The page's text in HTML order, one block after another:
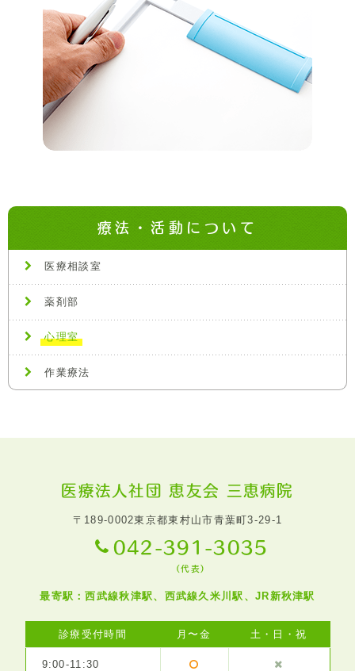
療法・活動について
医療相談室
薬剤部
心理室
作業療法
医療法人社団 恵友会 三恵病院
〒189-0002東京都東村山市青葉町3-29-1
042-391-3035
（代表）
最寄駅：西武線秋津駅、西武線久米川駅、JR新秋津駅
診療受付時間 月〜金 土・日・祝
9:00-11:30